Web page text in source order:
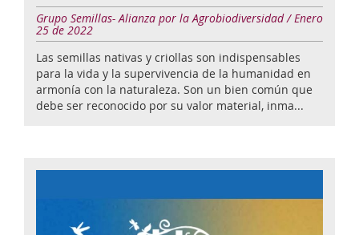
Grupo Semillas- Alianza por la Agrobiodiversidad / Enero
25 de 2022
Las semillas nativas y criollas son indispensables
para la vida y la supervivencia de la humanidad en
armonía con la naturaleza. Son un bien común que
debe ser reconocido por su valor material, inma...